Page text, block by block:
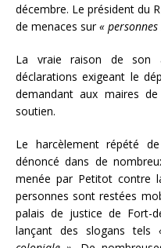
décembre. Le président du
de menaces sur«
La vraie raison de son
déclarations exigeant le
demandant aux maires
soutien.
Le harcèlement répété
dénoncé dans de
menée par Petitot contre
personnes sont restées
palais de justice de Fort-
lançant des slogans tels